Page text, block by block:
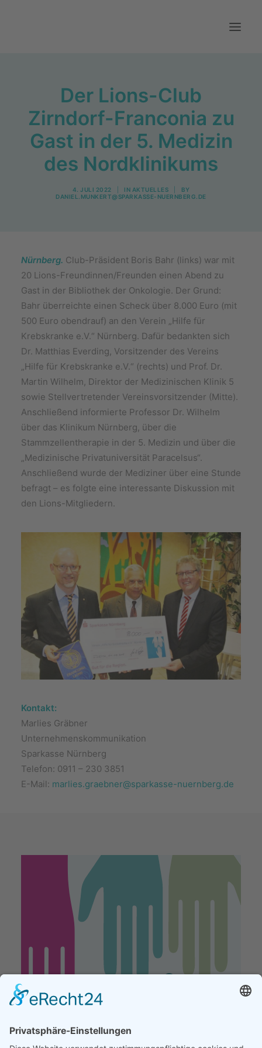
Mitwirken
Kontakt
Der Lions-Club
Zirndorf-Franconia zu
Gast in der 5. Medizin
des Nordklinikums
4. JULI 2022 IN AKTUELLES
BY
DANIEL.MUNKERT@SPARKASSE-NUERNBERG.DE
Nürnberg. Club-Präsident Boris Bahr (links) war mit
20 Lions-Freundinnen/Freunden einen Abend zu
Gast in der Bibliothek der Onkologie. Der Grund:
Bahr überreichte einen Scheck über 8.000 Euro (mit
500 Euro obendrauf) an den Verein „Hilfe für
Krebskranke e.V.“ Nürnberg. Dafür bedankten sich
Dr. Matthias Everding, Vorsitzender des Vereins
„Hilfe für Krebskranke e.V.“ (rechts) und Prof. Dr.
Martin Wilhelm, Direktor der Medizinischen Klinik 5
sowie Stellvertretender Vereinsvorsitzender (Mitte).
Anschließend informierte Professor Dr. Wilhelm
über das Klinikum Nürnberg, über die
Stammzellentherapie in der 5. Medizin und über die
„Medizinische Privatuniversität Paracelsus“.
Anschließend wurde der Mediziner über eine Stunde
befragt – es folgte eine interessante Diskussion mit
den Lions-Mitgliedern.
Kontakt:
Marlies Gräbner
Unternehmenskommunikation
Sparkasse Nürnberg
Telefon: 0911 – 230 3851
E-Mail: marlies.graebner@sparkasse-nuernberg.de